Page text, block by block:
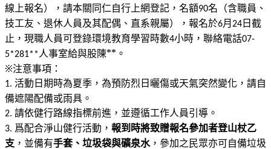
線上報名），請本關同仁自行上網登記，名額90名（含職員、
技工友、退休人員及其配偶、直系親屬），報名於6月24日截
止，現職人員可登錄環境教育學習時數4小時，聯絡電話07-
5*281**人事室給與股陳**。
※注意事項：
1. 活動日期時為夏季，為預防烈日曬傷或天氣突然變化，請自
備遮陽配備或雨具。
2. 請依健行路線指標前進，並遵循工作人員引導。
3. 爲配合淨山健行活動， 報到時將致贈報名參加者登山杖乙
支 ，並備有手套、垃圾袋與礦泉水，參加之民眾亦可自備垃圾